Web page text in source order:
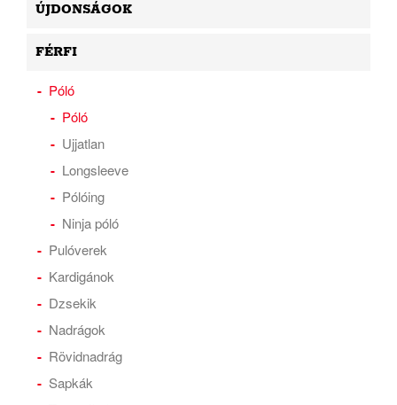
ÚJDONSÁGOK
FÉRFI
Póló
Póló
Ujjatlan
Longsleeve
Pólóing
Ninja póló
Pulóverek
Kardigánok
Dzsekik
Nadrágok
Rövidnadrág
Sapkák